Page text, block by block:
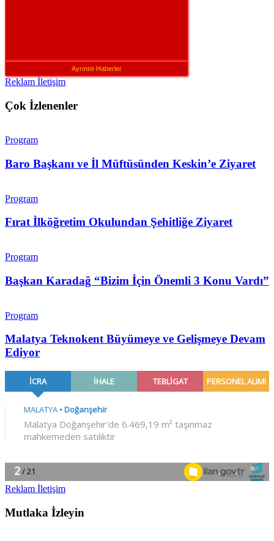
Ayrıntılı Haberler
Reklam İletişim
Çok İzlenenler
Program
Baro Başkanı ve İl Müftüsünden Keskin’e Ziyaret
Program
Fırat İlköğretim Okulundan Şehitliğe Ziyaret
Program
Başkan Karadağ “Bizim İçin Önemli 3 Konu Vardı”
Program
Malatya Teknokent Büyümeye ve Gelişmeye Devam
Ediyor
Reklam İletişim
Mutlaka İzleyin